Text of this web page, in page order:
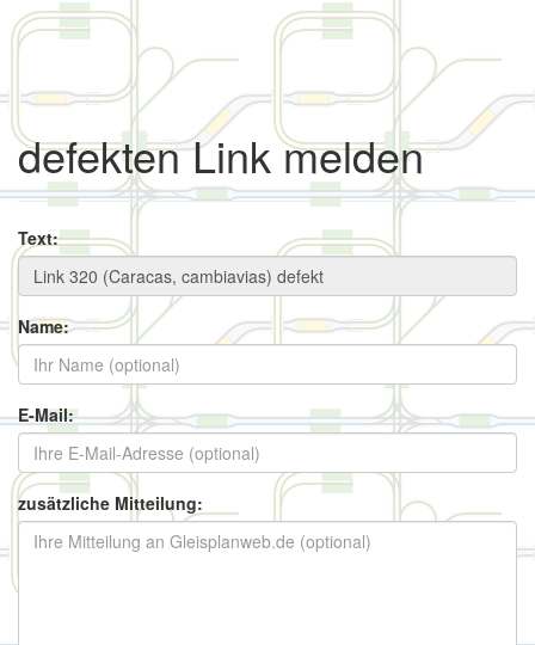
defekten Link melden
Text:
Name:
E-Mail:
zusätzliche Mitteilung: